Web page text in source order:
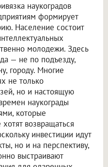
наукоградов
формирует
Население состоит
молодежи. Здесь
— не по подъезду,
городу. Многие
не только
но и настоящую
наукограды
которые
возвращаться
инвестиции идут
но и на перспективу,
выстраивают